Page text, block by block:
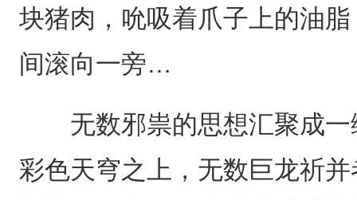
块猪肉，吮吸着爪子上的油
间滚向一旁…
无数邪祟的思想汇聚成一
彩色天穹之上，无数巨龙祈